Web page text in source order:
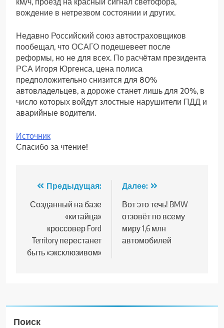
вождение в нетрезвом состоянии и других.
Недавно Российский союз автостраховщиков
пообещал, что ОСАГО подешевеет после
реформы, но не для всех. По расчётам президента
РСА Игоря Юргенса, цена полиса
предположительно снизится для 80%
автовладельцев, а дороже станет лишь для 20%, в
число которых войдут злостные нарушители ПДД и
аварийные водители.
Источник
Спасибо за чтение!
Навигация
по
записям
Предыдущая:
Созданный на базе
«китайца»
кроссовер Ford
Territory перестанет
быть «эксклюзивом»
Далее:
Вот это течь! BMW
отзовёт по всему
миру 1,6 млн
автомобилей
Поиск